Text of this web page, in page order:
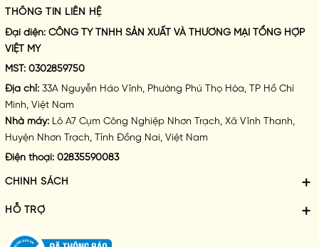
Cam Kết An Toàn – Tiêu Chuẩn Sản Phẩm từ
✅Không chứa màu tổng hợp, không Sulfate
✅Không chì, thủy ngân, asen và các kim loại nặng
✅Không Paraben – an toàn cho da nhạy cảm
Không thử nghiệm trên động vật
THÔNG TIN LIÊN HỆ
Đại diện: CÔNG TY TNHH SẢN XUẤT VÀ THƯƠNG MẠI TỔNG HỢP
VIỆT MY
MST: 0302859750
Địa chỉ: 33A Nguyễn Háo Vĩnh, Phường Phú Thọ Hòa, TP Hồ Chí
Minh, Việt Nam
Nhà máy: Lô A7 Cụm Công Nghiệp Nhơn Trạch, Xã Vĩnh Thanh,
Huyện Nhơn Trạch, Tỉnh Đồng Nai, Việt Nam
Điện thoại: 02835590083
CHÍNH SÁCH
HỖ TRỢ